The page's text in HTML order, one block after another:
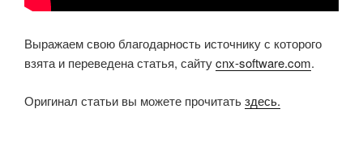
Выражаем свою благодарность источнику с которого
взята и переведена статья, сайтуcnx-software.com.
Оригинал статьи вы можете прочитатьздесь.